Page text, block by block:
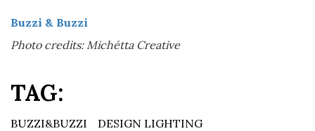
Buzzi & Buzzi
Photo credits: Michétta Creative
TAG:
BUZZI&BUZZI DESIGN LIGHTING